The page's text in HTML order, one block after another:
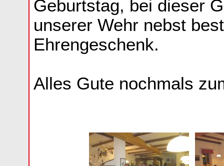
Geburtstag, bei dieser
unserer Wehr nebst
Ehrengeschenk.
Alles Gute nochmals